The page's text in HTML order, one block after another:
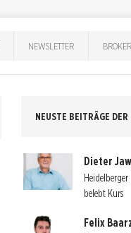
NEWSLETTER BROKER
NEUSTE BEITRÄGE
Dieter
belebt Kurs
Felix